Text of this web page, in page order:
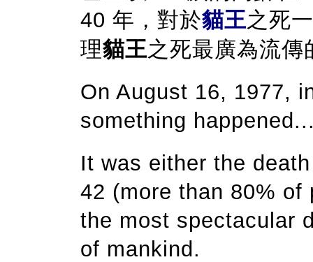
40 年，對於貓王之死
理貓王之死最廣為流傳
On August 16, 1977,
something
It was either the
42 (more than 80%
the most spectacular
of mankind.